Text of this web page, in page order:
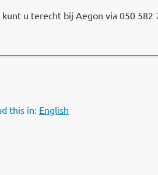
u terecht bij Aegon via 050 582
this in: English